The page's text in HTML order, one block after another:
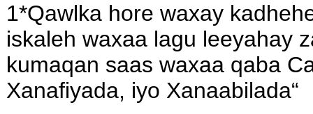
1*Qawlka hore waxay
iskaleh waxaa lagu leeyahay
kumaqan saas waxaa qaba
Xanafiyada, iyo Xanaabilada“